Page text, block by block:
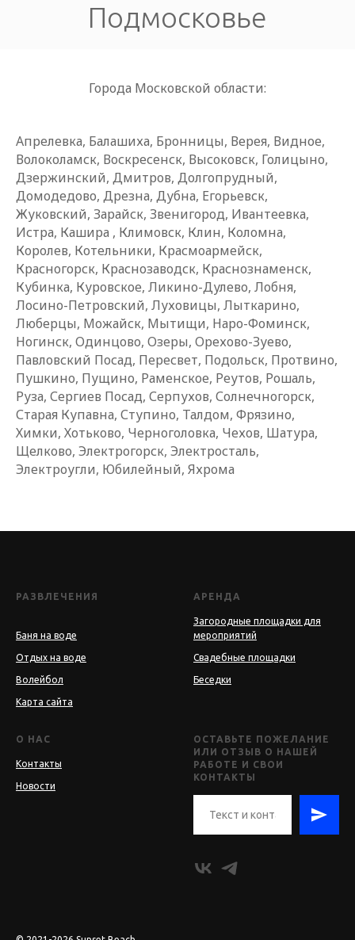
Подмосковье
Города Московской области:
Апрелевка, Балашиха, Бронницы, Верея, Видное,
Волоколамск, Воскресенск, Высоковск, Голицыно,
Дзержинский, Дмитров, Долгопрудный,
Домодедово, Дрезна, Дубна, Егорьевск,
Жуковский, Зарайск, Звенигород, Ивантеевка,
Истра, Кашира , Климовск, Клин, Коломна,
Королев, Котельники, Красмоармейск,
Красногорск, Краснозаводск, Краснознаменск,
Кубинка, Куровское, Ликино-Дулево, Лобня,
Лосино-Петровский, Луховицы, Лыткарино,
Люберцы, Можайск, Мытищи, Наро-Фоминск,
Ногинск, Одинцово, Озеры, Орехово-Зуево,
Павловский Посад, Пересвет, Подольск, Протвино,
Пушкино, Пущино, Раменское, Реутов, Рошаль,
Руза, Сергиев Посад, Серпухов, Солнечногорск,
Старая Купавна, Ступино, Талдом, Фрязино,
Химки, Хотьково, Черноголовка, Чехов, Шатура,
Щелково, Электрогорск, Электросталь,
Электроугли, Юбилейный, Яхрома
РАЗВЛЕЧЕНИЯ
Баня на воде
Отдых на воде
Волейбол
Карта сайта
АРЕНДА
Загородные площадки для
мероприятий
Свадебные площадки
Беседки
О НАС
Контакты
Новости
ОСТАВЬТЕ ПОЖЕЛАНИЕ
ИЛИ ОТЗЫВ О НАШЕЙ
РАБОТЕ И СВОИ
КОНТАКТЫ